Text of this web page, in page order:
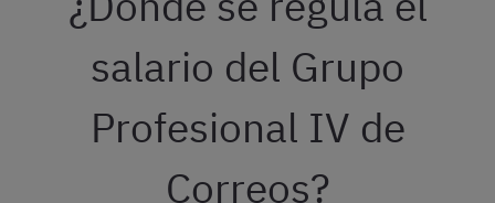
salario del Grupo
Profesional IV de
Correos?